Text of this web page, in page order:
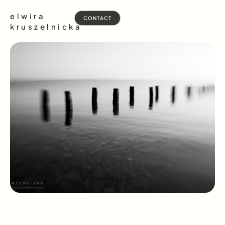
elwira
kruszelnicka
CONTACT